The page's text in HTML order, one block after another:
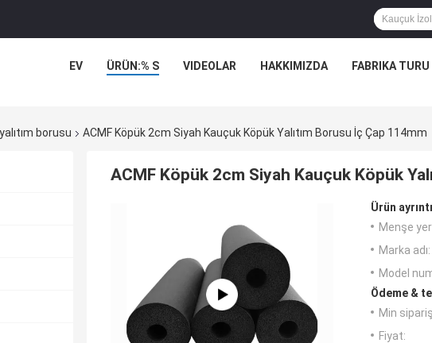
EV ÜRÜN:% S VIDEOLAR HAKKIMIZDA FABRIKA TURU
borusu ACMF Köpük 2cm Siyah Kauçuk Köpük Yalıtım Borusu İç Çap 114mm
ACMF Köpük 2cm Siyah Kauçuk Köpük
Ürün
Menşe
Marka adı:
Model
Ödeme &
Min
Fiyat: